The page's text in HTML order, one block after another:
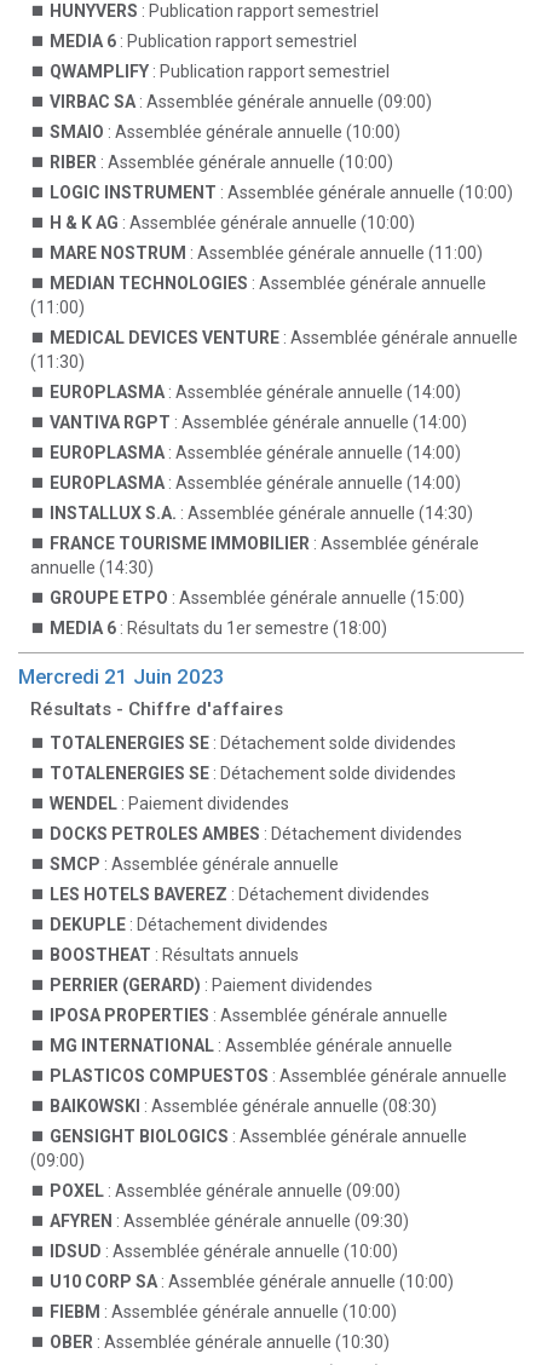
HUNYVERS : Publication rapport semestriel
MEDIA 6 : Publication rapport semestriel
QWAMPLIFY : Publication rapport semestriel
VIRBAC SA : Assemblée générale annuelle (09:00)
SMAIO : Assemblée générale annuelle (10:00)
RIBER : Assemblée générale annuelle (10:00)
LOGIC INSTRUMENT : Assemblée générale annuelle (10:00)
H & K AG : Assemblée générale annuelle (10:00)
MARE NOSTRUM : Assemblée générale annuelle (11:00)
MEDIAN TECHNOLOGIES : Assemblée générale annuelle
(11:00)
MEDICAL DEVICES VENTURE : Assemblée générale annuelle
(11:30)
EUROPLASMA : Assemblée générale annuelle (14:00)
VANTIVA RGPT : Assemblée générale annuelle (14:00)
EUROPLASMA : Assemblée générale annuelle (14:00)
EUROPLASMA : Assemblée générale annuelle (14:00)
INSTALLUX S.A. : Assemblée générale annuelle (14:30)
FRANCE TOURISME IMMOBILIER : Assemblée générale
annuelle (14:30)
GROUPE ETPO : Assemblée générale annuelle (15:00)
MEDIA 6 : Résultats du 1er semestre (18:00)
Mercredi 21 Juin 2023
Résultats - Chiffre d'affaires
TOTALENERGIES SE : Détachement solde dividendes
TOTALENERGIES SE : Détachement solde dividendes
WENDEL : Paiement dividendes
DOCKS PETROLES AMBES : Détachement dividendes
SMCP : Assemblée générale annuelle
LES HOTELS BAVEREZ : Détachement dividendes
DEKUPLE : Détachement dividendes
BOOSTHEAT : Résultats annuels
PERRIER (GERARD) : Paiement dividendes
IPOSA PROPERTIES : Assemblée générale annuelle
MG INTERNATIONAL : Assemblée générale annuelle
PLASTICOS COMPUESTOS : Assemblée générale annuelle
BAIKOWSKI : Assemblée générale annuelle (08:30)
GENSIGHT BIOLOGICS : Assemblée générale annuelle
(09:00)
POXEL : Assemblée générale annuelle (09:00)
AFYREN : Assemblée générale annuelle (09:30)
IDSUD : Assemblée générale annuelle (10:00)
U10 CORP SA : Assemblée générale annuelle (10:00)
FIEBM : Assemblée générale annuelle (10:00)
OBER : Assemblée générale annuelle (10:30)